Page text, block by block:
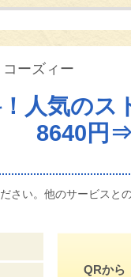
ーズィー
人気のス
8640円
さい。他のサービスと
QRから